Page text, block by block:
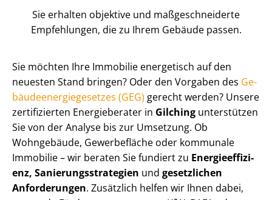
Sie erhalten objektive und maß­ge­schnei­der­te
Empfehlungen, die zu Ihrem Gebäude passen.
Sie möchten Ihre Immobilie energetisch auf den
neuesten Stand bringen? Oder den Vorgaben des Ge­
bäu­de­en­er­gie­ge­set­zes (GEG) gerecht werden? Unsere
zertifizierten Energieberater in Gilching unterstützen
Sie von der Analyse bis zur Umsetzung. Ob
Wohngebäude, Gewerbefläche oder kommunale
Immobilie – wir beraten Sie fundiert zu En­er­gie­ef­fi­zi­
enz, Sa­nie­rungs­stra­te­gien und gesetzlichen
Anforderungen. Zusätzlich helfen wir Ihnen dabei,